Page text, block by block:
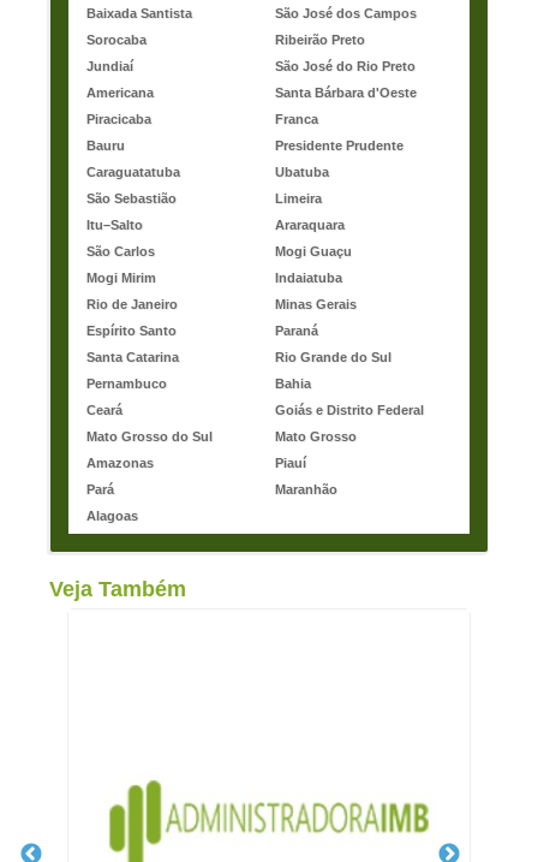
Baixada Santista
São José dos Campos
Sorocaba
Ribeirão Preto
Jundiaí
São José do Rio Preto
Americana
Santa Bárbara d'Oeste
Piracicaba
Franca
Bauru
Presidente Prudente
Caraguatatuba
Ubatuba
São Sebastião
Limeira
Itu–Salto
Araraquara
São Carlos
Mogi Guaçu
Mogi Mirim
Indaiatuba
Rio de Janeiro
Minas Gerais
Espírito Santo
Paraná
Santa Catarina
Rio Grande do Sul
Pernambuco
Bahia
Ceará
Goiás e Distrito Federal
Mato Grosso do Sul
Mato Grosso
Amazonas
Piauí
Pará
Maranhão
Alagoas
Veja Também